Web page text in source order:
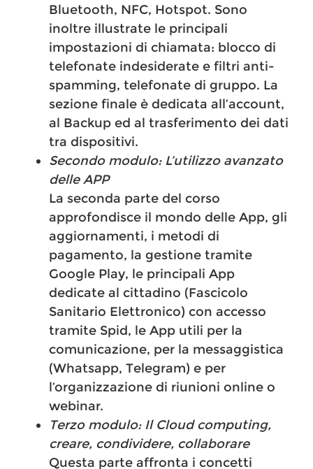
Bluetooth, NFC, Hotspot. Sono
inoltre illustrate le principali
impostazioni di chiamata: blocco di
telefonate indesiderate e filtri anti-
spamming, telefonate di gruppo. La
sezione finale è dedicata all’account,
al Backup ed al trasferimento dei dati
tra dispositivi.
Secondo modulo: L’utilizzo avanzato
delle APP
La seconda parte del corso
approfondisce il mondo delle App, gli
aggiornamenti, i metodi di
pagamento, la gestione tramite
Google Play, le principali App
dedicate al cittadino (Fascicolo
Sanitario Elettronico) con accesso
tramite Spid, le App utili per la
comunicazione, per la messaggistica
(Whatsapp, Telegram) e per
l’organizzazione di riunioni online o
webinar.
Terzo modulo: Il Cloud computing,
creare, condividere, collaborare
Questa parte affronta i concetti